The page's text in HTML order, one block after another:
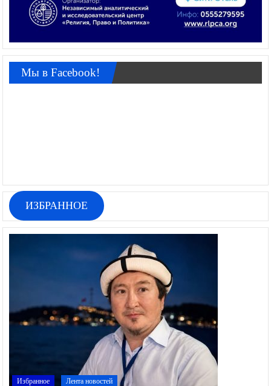
Мы в Facebook!
ИЗБРАННОЕ
Избранное Лента новостей